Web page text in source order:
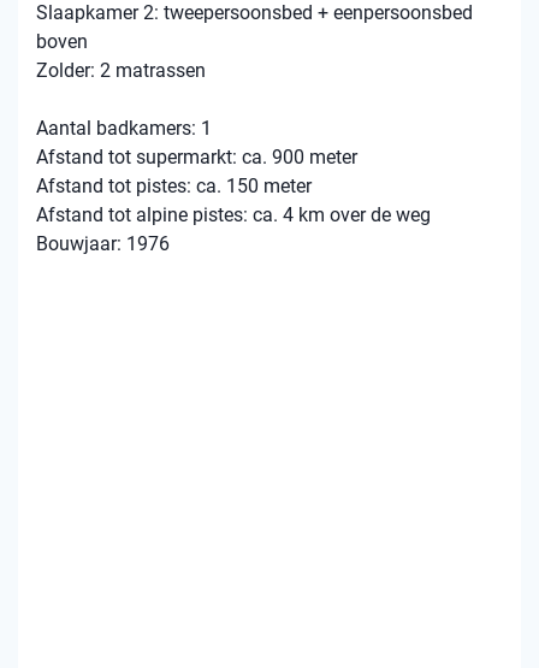
Slaapkamer 2: tweepersoonsbed + eenpersoonsbed
boven
Zolder: 2 matrassen
Aantal badkamers: 1
Afstand tot supermarkt: ca. 900 meter
Afstand tot pistes: ca. 150 meter
Afstand tot alpine pistes: ca. 4 km over de weg
Bouwjaar: 1976